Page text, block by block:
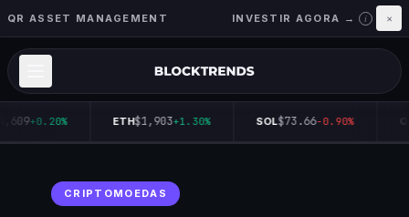
QR ASSET MANAGEMENT INVESTIR AGORA → i ×
+0.20% ETH$1,903+1.30% SOL$73.66-0.90%
CRIPTOMOEDAS